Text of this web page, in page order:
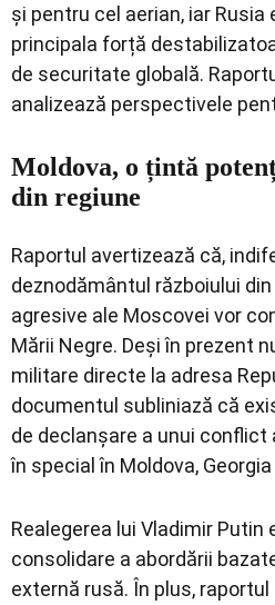
și pentru cel aerian, iar
principala forță
de securitate globală.
analizează perspectivele
Moldova, o țintă
din regiune
Raportul avertizează că,
deznodământul războiului
agresive ale Moscovei vor
Mării Negre. Deși în prezent
militare directe la adresa
documentul subliniază că
de declanșare a unui
în special în Moldova,
Realegerea lui Vladimir Putin
consolidare a abordării
externă rusă. În plus,